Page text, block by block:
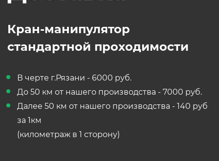
Кран-манипулятор
стандартной проходимости
В черте г.Рязани - 6000 руб.
До 50 км от нашего производства - 7000 руб.
Далее 50 км от нашего производства - 140 руб
за 1км
(километраж в 1 сторону)